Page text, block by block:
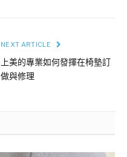
NEXT ARTICLE
上美的專業如何發揮在椅墊訂
做與修理